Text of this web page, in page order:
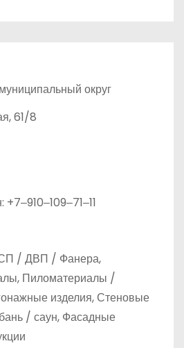
округ
61/8
/ ДВП / Фанера,
Пиломатериалы /
изделия, Стеновые
/ саун, Фасадные